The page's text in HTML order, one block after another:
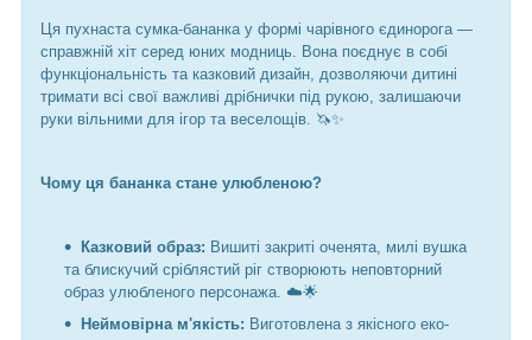
Ця пухнаста сумка-бананка у формі чарівного єдинорога —
справжній хіт серед юних модниць. Вона поєднує в собі
функціональність та казковий дизайн, дозволяючи дитині
тримати всі свої важливі дрібнички під рукою, залишаючи
руки вільними для ігор та веселощів. 🦄✨
Чому ця бананка стане улюбленою?
Казковий образ: Вишиті закриті оченята, милі вушка
та блискучий сріблястий ріг створюють неповторний
образ улюбленого персонажа. ☁️🌟
Неймовірна м'якість: Виготовлена з якісного еко-